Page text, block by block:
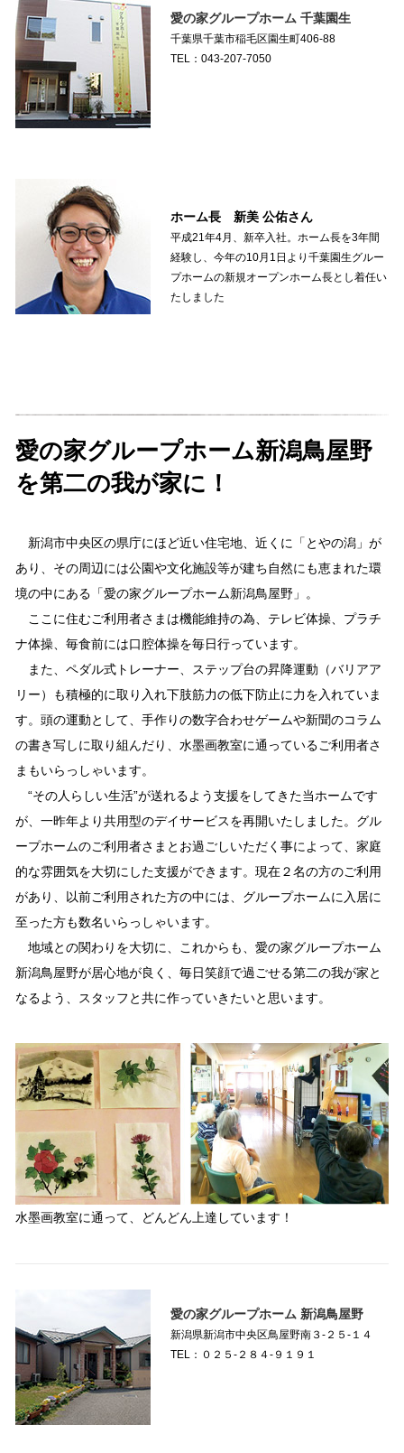
愛の家グループホーム 千葉園生
千葉県千葉市稲毛区園生町406-88
TEL：043-207-7050
ホーム長 新美 公佑さん
平成21年4月、新卒入社。ホーム長を3年間
経験し、今年の10月1日より千葉園生グルー
プホームの新規オープンホーム長とし着任い
たしました
愛の家グループホーム新潟鳥屋野
を第二の我が家に！
新潟市中央区の県庁にほど近い住宅地、近くに「とやの潟」が
あり、その周辺には公園や文化施設等が建ち自然にも恵まれた環
境の中にある「愛の家グループホーム新潟鳥屋野」。
ここに住むご利用者さまは機能維持の為、テレビ体操、プラチ
ナ体操、毎食前には口腔体操を毎日行っています。
また、ペダル式トレーナー、ステップ台の昇降運動（バリアア
リー）も積極的に取り入れ下肢筋力の低下防止に力を入れていま
す。頭の運動として、手作りの数字合わせゲームや新聞のコラム
の書き写しに取り組んだり、水墨画教室に通っているご利用者さ
まもいらっしゃいます。
“その人らしい生活”が送れるよう支援をしてきた当ホームです
が、一昨年より共用型のデイサービスを再開いたしました。グル
ープホームのご利用者さまとお過ごしいただく事によって、家庭
的な雰囲気を大切にした支援ができます。現在２名の方のご利用
があり、以前ご利用された方の中には、グループホームに入居に
至った方も数名いらっしゃいます。
地域との関わりを大切に、これからも、愛の家グループホーム
新潟鳥屋野が居心地が良く、毎日笑顔で過ごせる第二の我が家と
なるよう、スタッフと共に作っていきたいと思います。
水墨画教室に通って、どんどん上達しています！
愛の家グループホーム 新潟鳥屋野
新潟県新潟市中央区鳥屋野南３-２５-１４
TEL：０２５-２８４-９１９１